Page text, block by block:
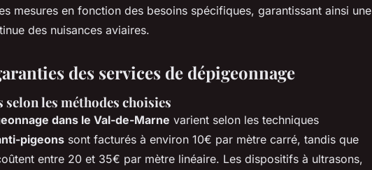
mesures en fonction des besoins spécifiques, garantissant ainsi une
des nuisances aviaires.
des services de dépigeonnage
les méthodes choisies
dans le Val-de-Marne varient selon les techniques
pigeons sont facturés à environ 10€ par mètre carré, tandis que
entre 20 et 35€ par mètre linéaire. Les dispositifs à ultrasons,